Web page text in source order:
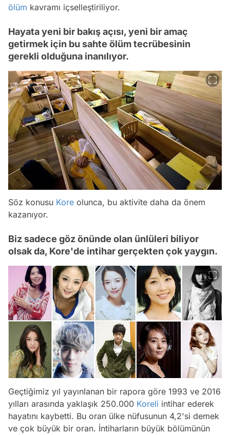
ölüm kavramı içselleştiriliyor.
Hayata yeni bir bakış açısı, yeni bir amaç
getirmek için bu sahte ölüm tecrübesinin
gerekli olduğuna inanılıyor.
Söz konusu Kore olunca, bu aktivite daha da önem
kazanıyor.
Biz sadece göz önünde olan ünlüleri biliyor
olsak da, Kore'de intihar gerçekten çok yaygın.
Geçtiğimiz yıl yayınlanan bir rapora göre 1993 ve 2016
yılları arasında yaklaşık 250.000 Koreli intihar ederek
hayatını kaybetti. Bu oran ülke nüfusunun 4,2'si demek
ve çok büyük bir oran. İntiharların büyük bölümünün